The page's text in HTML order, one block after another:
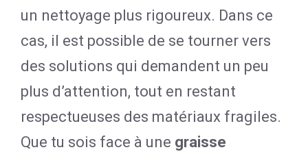
un nettoyage plus rigoureux. Dans ce
cas, il est possible de se tourner vers
des solutions qui demandent un peu
plus d’attention, tout en restant
respectueuses des matériaux fragiles.
Que tu sois face à une graisse